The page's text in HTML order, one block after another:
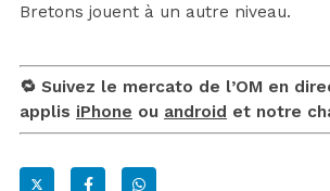
Bretons jouent à un autre niveau.
🔁 Suivez le mercato de l’OM en
applis iPhone ou android et notre